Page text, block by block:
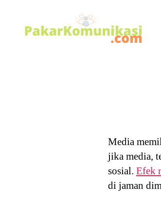
Media
jika media,
sosial. Efek
di jaman